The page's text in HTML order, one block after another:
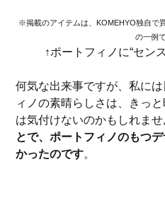
※掲載のアイテムは、KOMEHYO独自で
の一例で
↑ポートフィノに“セン
何気な出来事ですが、私に
ィノの素晴らしさは、きっ
は気付けないのかもしれま
とで、ポートフィノのもつ
かったのです。